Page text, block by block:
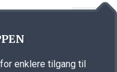
enklere tilgang til